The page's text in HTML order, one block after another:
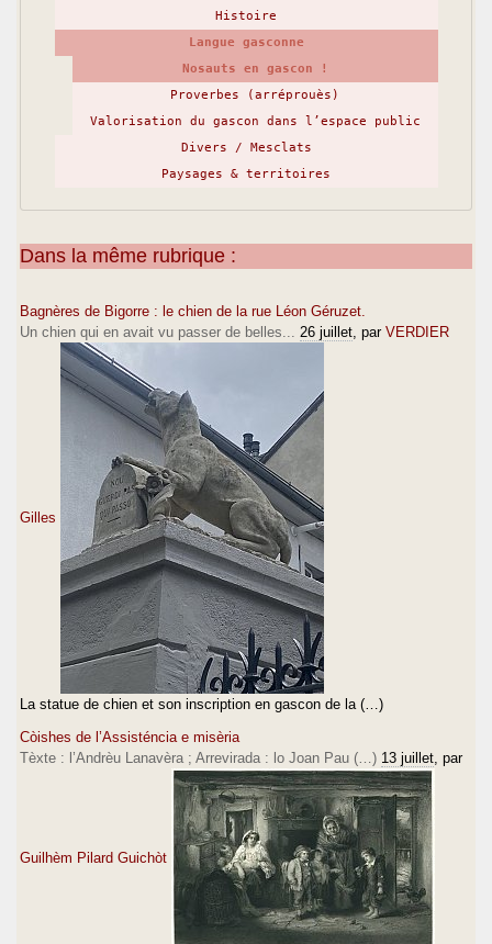
Histoire
Langue gasconne
Nosauts en gascon !
Proverbes (arréprouès)
Valorisation du gascon dans l’espace public
Divers / Mesclats
Paysages & territoires
Dans la même rubrique :
Bagnères de Bigorre : le chien de la rue Léon Géruzet.
Un chien qui en avait vu passer de belles...
26 juillet , par VERDIER
Gilles
La statue de chien et son inscription en gascon de la (…)
Còishes de l’Assisténcia e misèria
Tèxte : l’Andrèu Lanavèra ; Arrevirada : lo Joan Pau (…) 13 juillet , par
Guilhèm Pilard Guichòt